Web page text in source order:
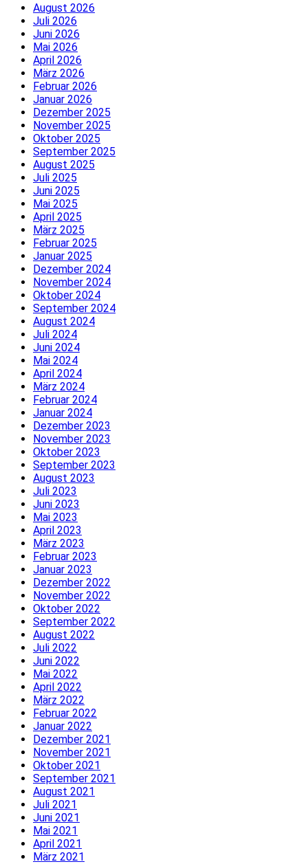
August 2026
Juli 2026
Juni 2026
Mai 2026
April 2026
März 2026
Februar 2026
Januar 2026
Dezember 2025
November 2025
Oktober 2025
September 2025
August 2025
Juli 2025
Juni 2025
Mai 2025
April 2025
März 2025
Februar 2025
Januar 2025
Dezember 2024
November 2024
Oktober 2024
September 2024
August 2024
Juli 2024
Juni 2024
Mai 2024
April 2024
März 2024
Februar 2024
Januar 2024
Dezember 2023
November 2023
Oktober 2023
September 2023
August 2023
Juli 2023
Juni 2023
Mai 2023
April 2023
März 2023
Februar 2023
Januar 2023
Dezember 2022
November 2022
Oktober 2022
September 2022
August 2022
Juli 2022
Juni 2022
Mai 2022
April 2022
März 2022
Februar 2022
Januar 2022
Dezember 2021
November 2021
Oktober 2021
September 2021
August 2021
Juli 2021
Juni 2021
Mai 2021
April 2021
März 2021